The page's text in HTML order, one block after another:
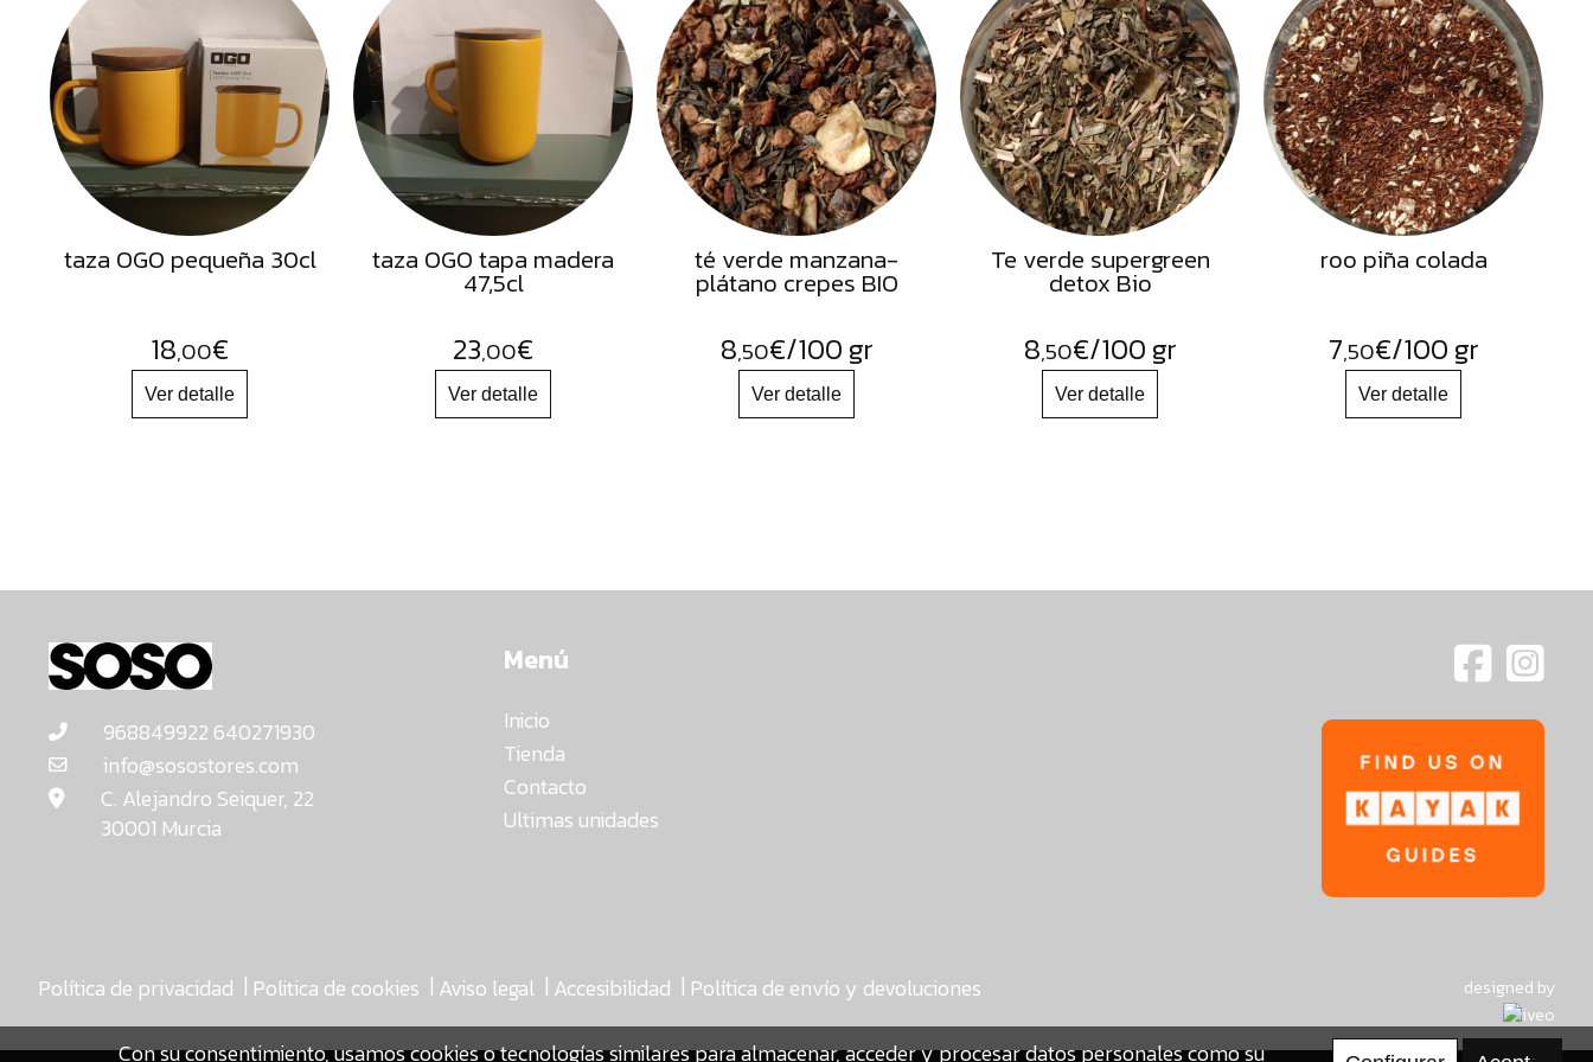
Frutos
Secos
Sal
Hierbas
Harinas
Accesorios
Alimentos
taza OGO pequeña 30cl
18,00€
taza OGO tapa madera
47,5cl
23,00€
té verde manzana-
plátano crepes BIO
8,50€/100 gr
Te verde supergreen
detox Bio
8,50€/100 gr
roo piña colada
7,50€/100 gr
968849922 640271930
info@sosostores.com
C. Alejandro Seiquer, 22
30001 Murcia
Menú
Inicio
Tienda
Contacto
Ultimas unidades
Política de privacidad | Politica de cookies | Aviso legal | Accesibilidad | Política de envío y devoluciones designed by
Con su consentimiento, usamos cookies o tecnologías similares para almacenar, acceder y procesar datos personales como su